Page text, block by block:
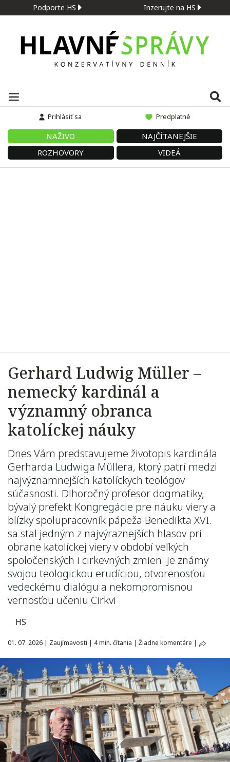
Podporte HS Inzerujte na HS
Prihlásiť sa Predplatné
NAŽIVO
NAJČÍTANEJŠIE
ROZHOVORY
VIDEÁ
Gerhard Ludwig Müller –
nemecký kardinál a
významný obranca
katolíckej náuky
Dnes Vám predstavujeme životopis kardinála
Gerharda Ludwiga Müllera, ktorý patrí medzi
najvýznamnejších katolíckych teológov
súčasnosti. Dlhoročný profesor dogmatiky,
bývalý prefekt Kongregácie pre náuku viery a
blízky spolupracovník pápeža Benedikta XVI.
sa stal jedným z najvýraznejších hlasov pri
obrane katolíckej viery v období veľkých
spoločenských i cirkevných zmien. Je známy
svojou teologickou erudíciou, otvorenosťou
vedeckému dialógu a nekompromisnou
vernosťou učeniu Cirkvi
HS
01. 07. 2026 | Zaujímavosti | 4 min. čítania | Žiadne komentáre |